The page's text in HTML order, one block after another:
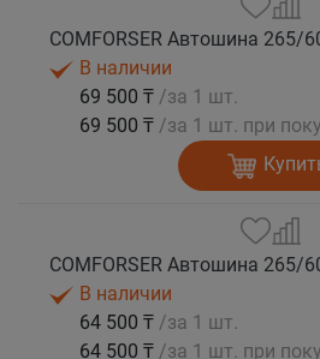
В наличии
69 500 ₸ /за 1 шт.
69 500 ₸ /за 1 шт. при
В наличии
64 500 ₸ /за 1 шт.
64 500 ₸ /за 1 шт. при